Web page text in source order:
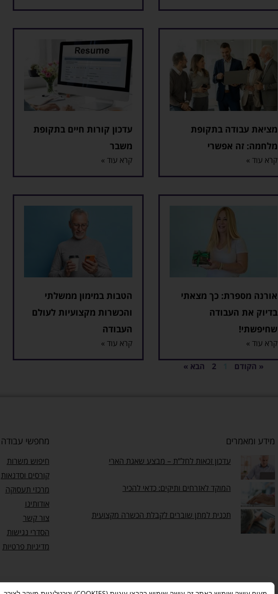
מציאת עבודה בתקופת
מלחמה: זה אפשרי
קרא עוד »
עדכון קורות חיים בתקופת
משבר
קרא עוד »
אורנה מספרת: כך מצאתי
בדיוק את העבודה
שחיפשתי!
קרא עוד »
הטבות במימון ממשלתי
והכשרות מקצועיות לעולם
העבודה
קרא עוד »
« הקודם 2 הבא »
מידע ומאמרים
עדכון זכאות לחל”ת – מבצע שאגת הארי
המוקד לאזרחים ותיקים: כדאי להכיר
תכנית למתן שוברים לקבלת הכשרה מקצועית
מחפשי עבודה
חיפוש משרות
קורסים וסדנאות
מרכזי תעסוקה
אודותינו
צור קשר
הסדרי נגישות
מדיניות פרטיות